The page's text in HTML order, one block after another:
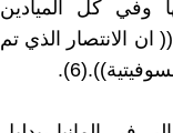
وفي كل الميادين
ان الانتصار الذي تم